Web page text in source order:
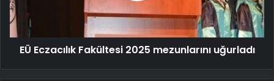
EÜ Eczacılık Fakültesi 2025 mezunlarını uğurladı